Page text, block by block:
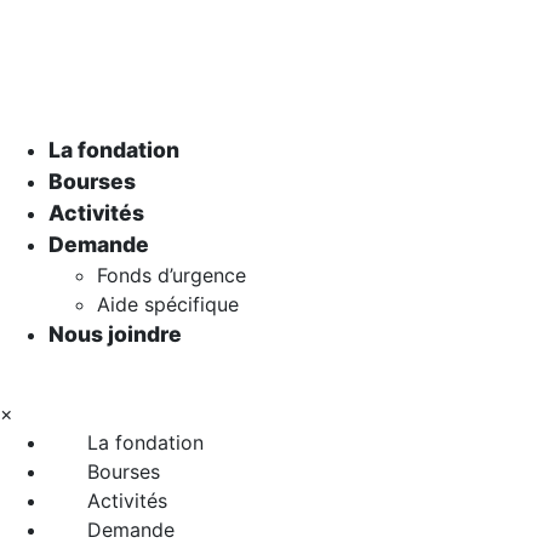
La fondation
Bourses
Activités
Demande
Fonds d’urgence
Aide spécifique
Nous joindre
×
La fondation
Bourses
Activités
Demande